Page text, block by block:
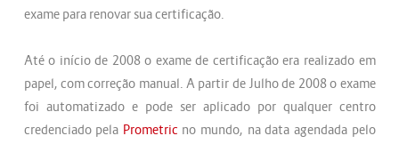
exame para renovar sua certificação.
Até o início de 2008 o exame de certificação era realizado em
papel, com correção manual. A partir de Julho de 2008 o exame
foi automatizado e pode ser aplicado por qualquer centro
credenciado pela Prometric no mundo, na data agendada pelo